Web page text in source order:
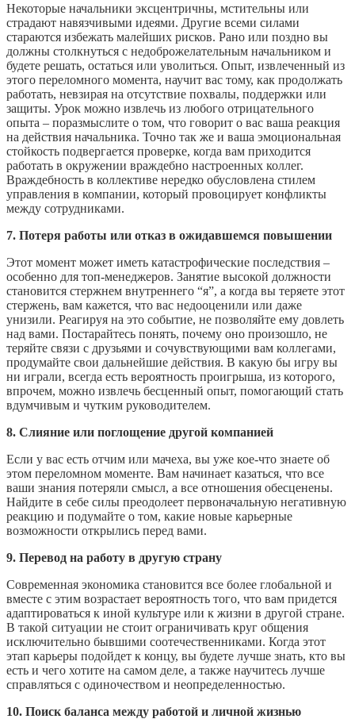
Некоторые начальники эксцентричны, мстительны или
страдают навязчивыми идеями. Другие всеми силами
стараются избежать малейших рисков. Рано или поздно вы
должны столкнуться с недоброжелательным начальником и
будете решать, остаться или уволиться. Опыт, извлеченный из
этого переломного момента, научит вас тому, как продолжать
работать, невзирая на отсутствие похвалы, поддержки или
защиты. Урок можно извлечь из любого отрицательного
опыта – поразмыслите о том, что говорит о вас ваша реакция
на действия начальника. Точно так же и ваша эмоциональная
стойкость подвергается проверке, когда вам приходится
работать в окружении враждебно настроенных коллег.
Враждебность в коллективе нередко обусловлена стилем
управления в компании, который провоцирует конфликты
между сотрудниками.
7. Потеря работы или отказ в ожидавшемся повышении
Этот момент может иметь катастрофические последствия –
особенно для топ-менеджеров. Занятие высокой должности
становится стержнем внутреннего “я”, а когда вы теряете этот
стержень, вам кажется, что вас недооценили или даже
унизили. Реагируя на это событие, не позволяйте ему довлеть
над вами. Постарайтесь понять, почему оно произошло, не
теряйте связи с друзьями и сочувствующими вам коллегами,
продумайте свои дальнейшие действия. В какую бы игру вы
ни играли, всегда есть вероятность проигрыша, из которого,
впрочем, можно извлечь бесценный опыт, помогающий стать
вдумчивым и чутким руководителем.
8. Слияние или поглощение другой компанией
Если у вас есть отчим или мачеха, вы уже кое-что знаете об
этом переломном моменте. Вам начинает казаться, что все
ваши знания потеряли смысл, а все отношения обесценены.
Найдите в себе силы преодолеет первоначальную негативную
реакцию и подумайте о том, какие новые карьерные
возможности открылись перед вами.
9. Перевод на работу в другую страну
Современная экономика становится все более глобальной и
вместе с этим возрастает вероятность того, что вам придется
адаптироваться к иной культуре или к жизни в другой стране.
В такой ситуации не стоит ограничивать круг общения
исключительно бывшими соотечественниками. Когда этот
этап карьеры подойдет к концу, вы будете лучше знать, кто вы
есть и чего хотите на самом деле, а также научитесь лучше
справляться с одиночеством и неопределенностью.
10. Поиск баланса между работой и личной жизнью